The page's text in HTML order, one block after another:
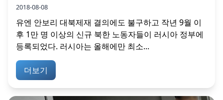
2018-08-08
유엔 안보리 대북제재 결의에도 불구하고 작년 9월 이
후 1만 명 이상의 신규 북한 노동자들이 러시아 정부에
등록되었다. 러시아는 올해에만 최소...
더보기